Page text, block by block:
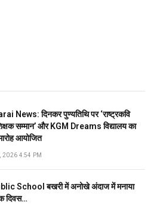
News: दिनकर पुण्यतिथि पर ‘राष्ट्रकवि
सम्मान’ और KGM Dreams विद्यालय का
आयोजित
2026 4:54 PM
School बखरी में अनोखे अंदाज में मनाया
दिवस…